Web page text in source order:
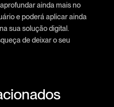
ainda mais no
e poderá aplicar ainda
sua solução digital.
de deixar o seu